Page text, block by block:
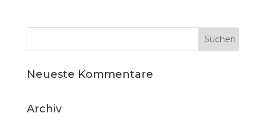
Neueste Kommentare
Archiv